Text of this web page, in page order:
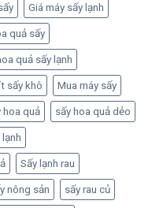
Giá máy sấy lạnh
quả sấy
quả sấy lạnh
sấy khô Mua máy sấy
hoa quả sấy hoa quả dẻo
lạnh
Sấy lạnh rau
nông sản sấy rau củ